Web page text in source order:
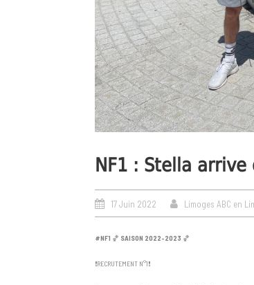
NF1 : Stella arrive
17 Juin 2022 Limoges ABC en
#NF1 🏀 SAISON 2022-2023 🏀
❗️RECRUTEMENT N°1❗️